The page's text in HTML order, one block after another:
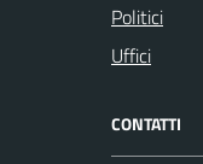
Politici
Uffici
CONTATTI